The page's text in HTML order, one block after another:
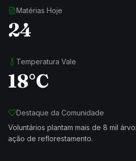
Matérias Hoje
24
Temperatura Vale
18°C
Destaque da Comunidade
Voluntários plantam mais de 8 mil
ação de reflorestamento.